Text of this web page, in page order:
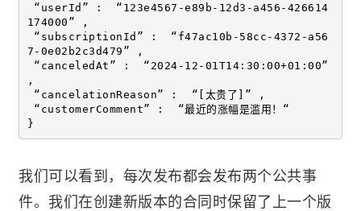
“userId” :  “123e4567-e89b-12d3-a456-426614
174000” ,
“subscriptionId” :  “f47ac10b-58cc-4372-a56
7-0e02b2c3d479” ,
“canceledAt” :  “2024-12-01T14:30:00+01:00”
,
“cancelationReason” :  “[太贵了]” ,
“customerComment” :  “最近的涨幅是滥用！“
}
我们可以看到，每次发布都会发布两个公共事
件。我们在创建新版本的合同时保留了上一个版